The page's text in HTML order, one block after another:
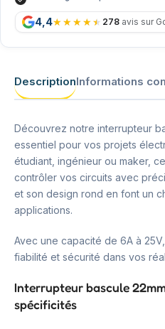
4,4 278 avis sur
DescriptionInformations
Découvrez notre interrupteur
essentiel pour vos projets
étudiant, ingénieur ou maker,
contrôler vos circuits avec
et son design rond en font un
applications.
Avec une capacité de 6A à
fiabilité et sécurité dans vos
Interrupteur bascule
spécificités